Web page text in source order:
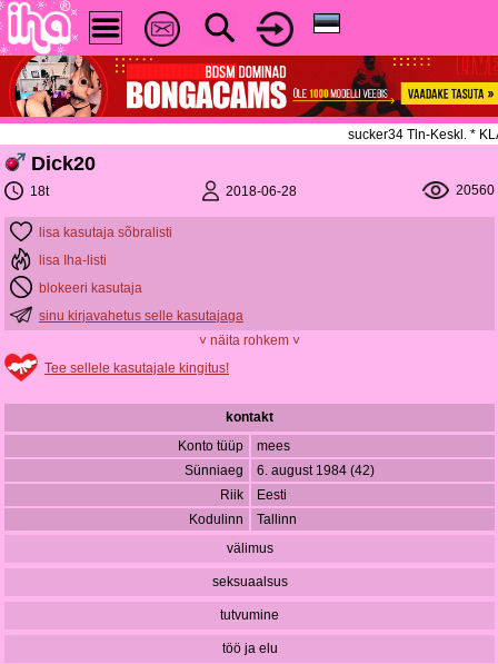
sucker34 Tln-Keskl. *
Dick20
18t 2018-06-28 20560
lisa kasutaja sõbralisti
lisa Iha-listi
blokeeri kasutaja
sinu kirjavahetus selle kasutajaga
˅ näita rohkem ˅
Tee sellele kasutajale kingitus!
kontakt
Konto tüüp
mees
Sünniaeg
6. august 1984 (42)
Riik
Eesti
Kodulinn
Tallinn
välimus
seksuaalsus
tutvumine
töö ja elu